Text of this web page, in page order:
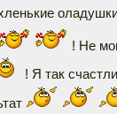
! Не
! Я так